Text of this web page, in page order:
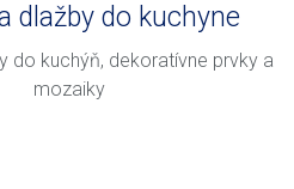
dlažby do kuchyne
do kuchýň, dekoratívne prvky a
mozaiky